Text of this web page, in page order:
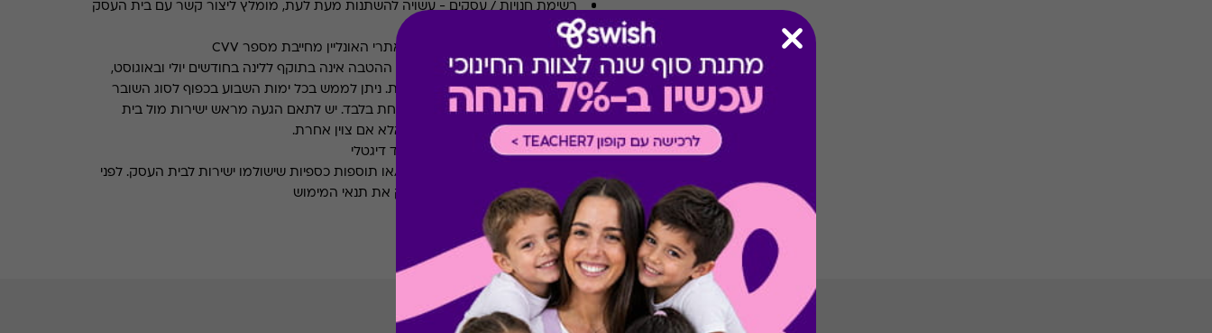
רשימת חנויות / עסקים -עשויה להשתנות מעת לעת, מומלץ ליצור קשר עם בית העסק
טרם ההגעה אליו.
רכישה אונליין
רכישה בחלק מאתרי האונליין מחייבת מספר CVV
מימוש בצימרים ביולי ובאוגוסט
ההטבה אינה בתוקף ללינה בחודשים יולי ובאוגוסט,
חגים ומועדים, אלא אם צוין אחרת. ניתן לממש בכל ימות השבוע בכפוף לסוג השובר
ותנאיו. ניתן לממש הטבה פעם אחת בלבד. יש לתאם הגעה מראש ישירות מול בית
העסק. ארוחת בוקר לא כלולה אלא אם צוין אחרת.
המוצר קיים ככרטיס מגנטי או קוד דיגטלי
* לתשומת לבכם, ייתכנו עלויות ו/או תוספות כספיות שישולמו ישירות לבית העסק. לפני
המימוש יש לברר מול בית העסק את תנאי המימוש
מתנות ששווה לך להכיר